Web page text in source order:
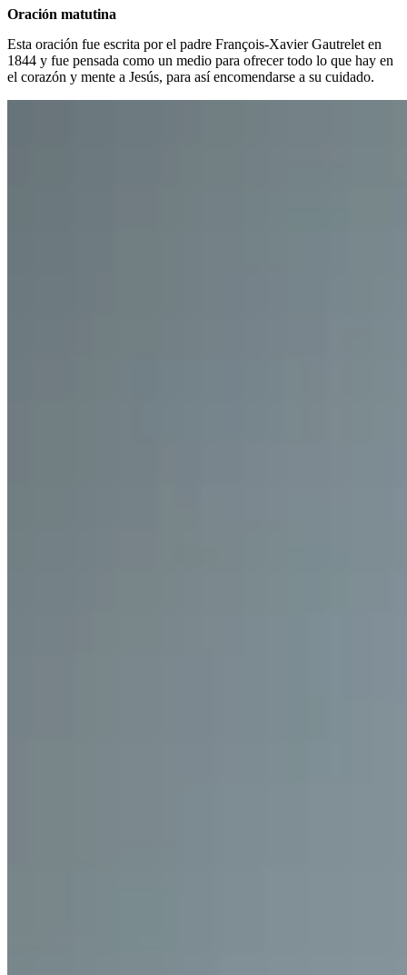
Oración matutina
Esta oración fue escrita por el padre François-Xavier Gautrelet en
1844 y fue pensada como un medio para ofrecer todo lo que hay en
el corazón y mente a Jesús, para así encomendarse a su cuidado.